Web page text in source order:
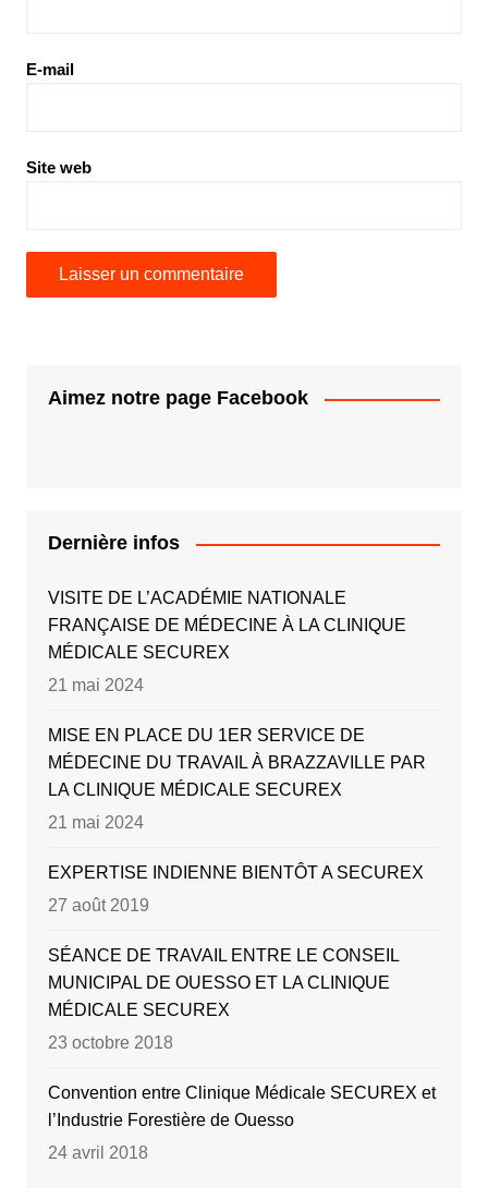
E-mail
Site web
Aimez notre page Facebook
Dernière infos
VISITE DE L’ACADÉMIE NATIONALE
FRANÇAISE DE MÉDECINE À LA CLINIQUE
MÉDICALE SECUREX
21 mai 2024
MISE EN PLACE DU 1ER SERVICE DE
MÉDECINE DU TRAVAIL À BRAZZAVILLE PAR
LA CLINIQUE MÉDICALE SECUREX
21 mai 2024
EXPERTISE INDIENNE BIENTÔT A SECUREX
27 août 2019
SÉANCE DE TRAVAIL ENTRE LE CONSEIL
MUNICIPAL DE OUESSO ET LA CLINIQUE
MÉDICALE SECUREX
23 octobre 2018
Convention entre Clinique Médicale SECUREX et
l’Industrie Forestière de Ouesso
24 avril 2018